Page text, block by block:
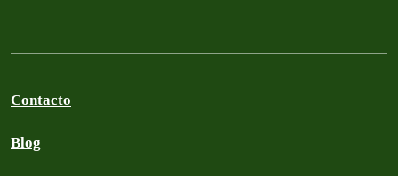
Contacto
Blog